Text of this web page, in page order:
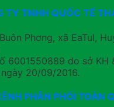
TY TNHH QUỐC TẾ
Buôn Phơng, xã EaTul,
6001550889 do sở KH
20/09/2016.
PHÂN PHỐI TOÀN